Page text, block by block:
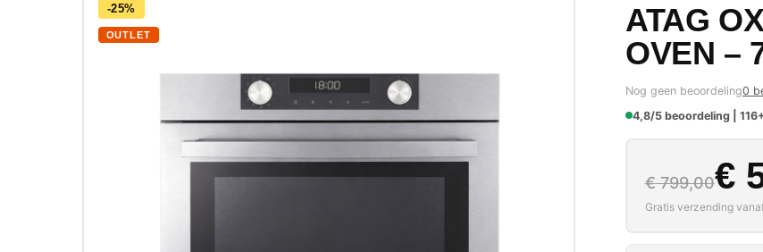
-25%
OUTLET
ATAG
OVEN –
Nog geen beoordeling0
4,8/5 beoordeling |
€799,00€
Gratis verzending